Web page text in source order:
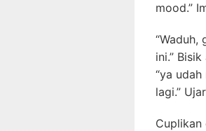
mood.”
ini.”
“ya
lagi.”
Cuplikan